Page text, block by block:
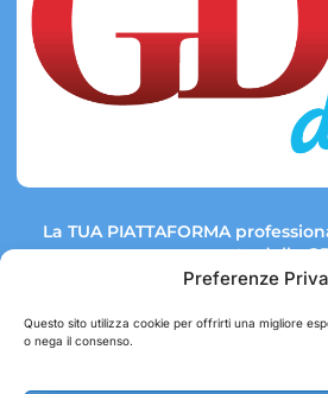
Preferenze
Questo sito utilizza cookie per offrirti una migliore
o nega il consenso.
La TUA PIATTAFORMA
mercato della
Link rapidi: